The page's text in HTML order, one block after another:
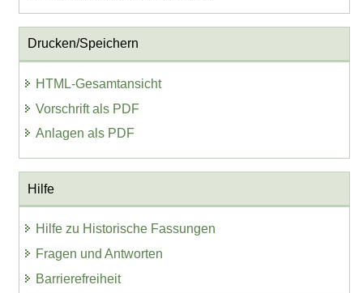
Drucken/Speichern
HTML-Gesamtansicht
Vorschrift als PDF
Anlagen als PDF
Hilfe
Hilfe zu Historische Fassungen
Fragen und Antworten
Barrierefreiheit